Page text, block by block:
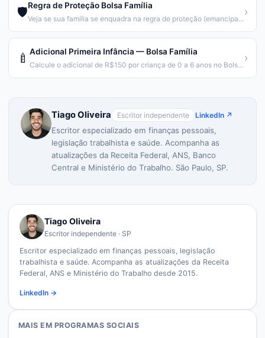
🛡️Regra de Proteção Bolsa Família
Veja se sua família se enquadra na regra de proteção (emancipação gradual).
›
🍼 Adicional Primeira Infância — Bolsa Família
Calcule o adicional de R$150 por criança de 0 a 6 anos no Bolsa Família.
›
Tiago Oliveira Escritor independente LinkedIn ↗
Escritor especializado em finanças pessoais,
legislação trabalhista e saúde. Acompanha as
atualizações da Receita Federal, ANS, Banco
Central e Ministério do Trabalho. São Paulo, SP.
Tiago Oliveira
Escritor independente · SP
Escritor especializado em finanças pessoais, legislação
trabalhista e saúde. Acompanha as atualizações da Receita
Federal, ANS e Ministério do Trabalho desde 2015.
LinkedIn →
MAIS EM PROGRAMAS SOCIAIS